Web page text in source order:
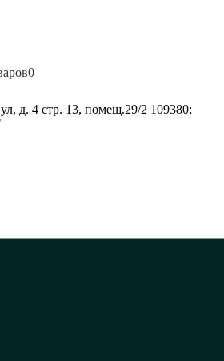
0
д. 4 стр. 13, помещ.29/2 109380;